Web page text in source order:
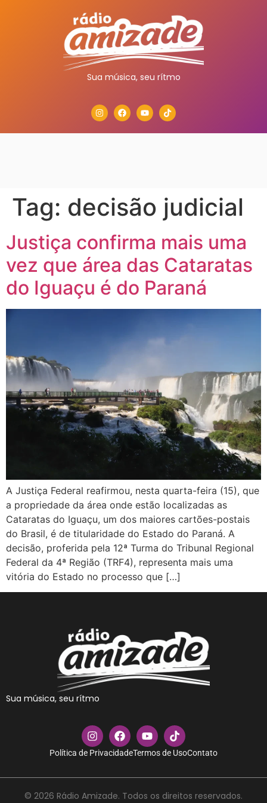
Sua música, seu rítmo
Tag: decisão judicial
Justiça confirma mais uma
vez que área das Cataratas
do Iguaçu é do Paraná
A Justiça Federal reafirmou, nesta quarta-feira (15), que
a propriedade da área onde estão localizadas as
Cataratas do Iguaçu, um dos maiores cartões-postais
do Brasil, é de titularidade do Estado do Paraná. A
decisão, proferida pela 12ª Turma do Tribunal Regional
Federal da 4ª Região (TRF4), representa mais uma
vitória do Estado no processo que […]
Sua música, seu rítmo
Política de PrivacidadeTermos de UsoContato
© 2026 Rádio Amizade. Todos os direitos reservados.